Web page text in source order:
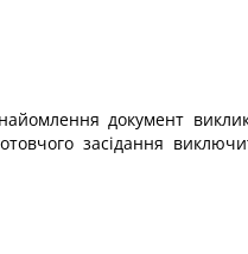
документ
засідання